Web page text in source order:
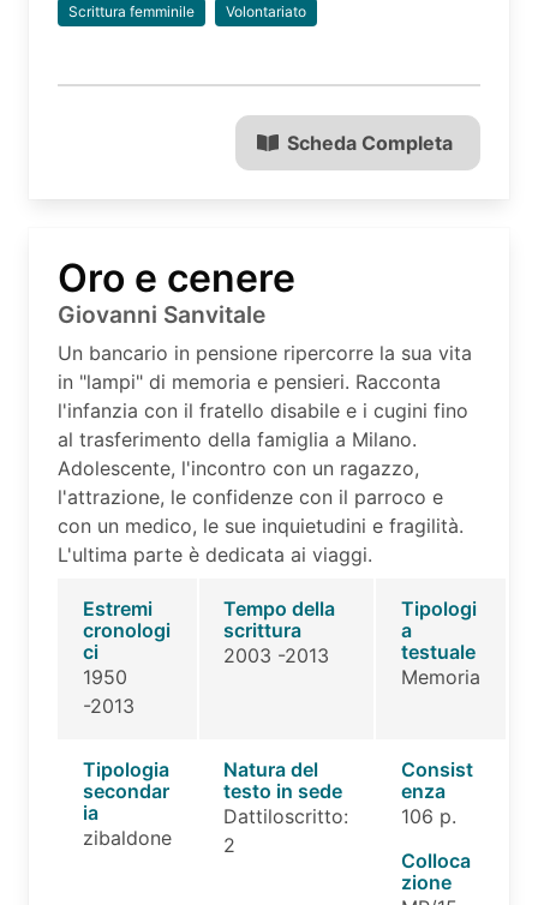
Scrittura femminile Volontariato
Scheda Completa
Oro e cenere
Giovanni Sanvitale
Un bancario in pensione ripercorre la sua vita
in "lampi" di memoria e pensieri. Racconta
l'infanzia con il fratello disabile e i cugini fino
al trasferimento della famiglia a Milano.
Adolescente, l'incontro con un ragazzo,
l'attrazione, le confidenze con il parroco e
con un medico, le sue inquietudini e fragilità.
L'ultima parte è dedicata ai viaggi.
Estremi
cronologi
ci
1950
-2013
Tempo della
scrittura
2003 -2013
Tipologi
a
testuale
Memoria
Tipologia
secondar
ia
zibaldone
Natura del
testo in sede
Dattiloscritto:
2
Consist
enza
106 p.
Colloca
zione